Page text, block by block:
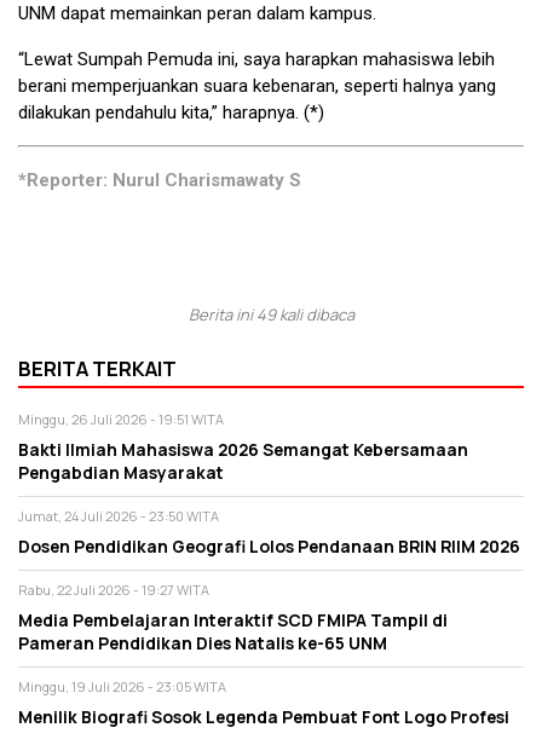
UNM dapat memainkan peran dalam kampus.
“Lewat Sumpah Pemuda ini, saya harapkan mahasiswa lebih
berani memperjuankan suara kebenaran, seperti halnya yang
dilakukan pendahulu kita,” harapnya. (*)
*Reporter: Nurul Charismawaty S
Berita ini 49 kali dibaca
BERITA TERKAIT
Minggu, 26 Juli 2026 - 19:51 WITA
Bakti Ilmiah Mahasiswa 2026 Semangat Kebersamaan
Pengabdian Masyarakat
Jumat, 24 Juli 2026 - 23:50 WITA
Dosen Pendidikan Geografi Lolos Pendanaan BRIN RIIM 2026
Rabu, 22 Juli 2026 - 19:27 WITA
Media Pembelajaran Interaktif SCD FMIPA Tampil di
Pameran Pendidikan Dies Natalis ke-65 UNM
Minggu, 19 Juli 2026 - 23:05 WITA
Menilik Biografi Sosok Legenda Pembuat Font Logo Profesi